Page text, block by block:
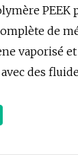
de
vaporisé
des